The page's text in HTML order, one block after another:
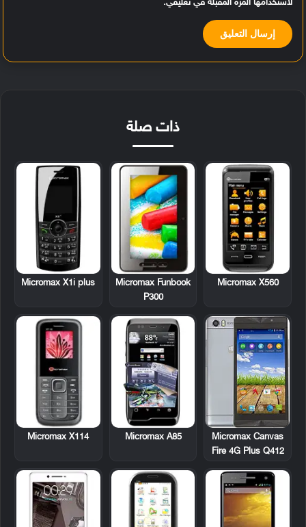
لاستخدامها المرة المقبلة في تعليقي.
ذات صلة
Micromax X560
Micromax Funbook
P300
Micromax X1i plus
Micromax Canvas
Fire 4G Plus Q412
Micromax A85
Micromax X114